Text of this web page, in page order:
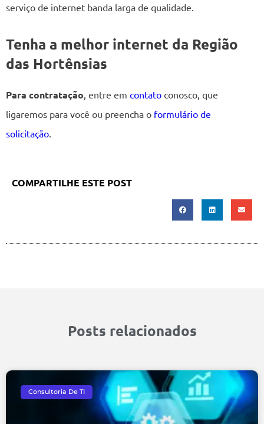
serviço de internet banda larga de qualidade.
Tenha a melhor internet da Região
das Hortênsias
Para contratação , entre em contato conosco, que
ligaremos para você ou preencha o formulário de
solicitação
COMPARTILHE ESTE POST
Posts relacionados
Consultoria De TI